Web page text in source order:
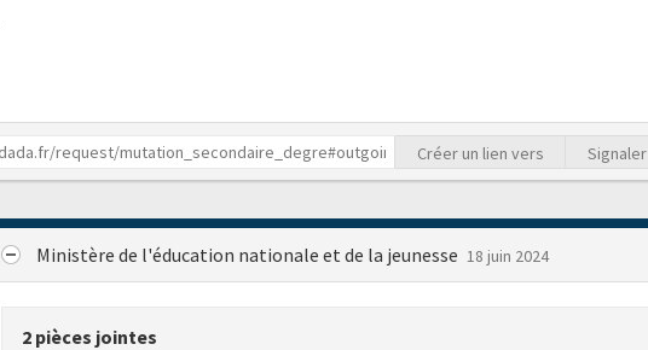
Créer un lien vers Signaler
Ministère de l'éducation nationale et de la jeunesse 18 juin 2024
2 pièces jointes